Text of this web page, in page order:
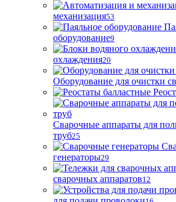
механизация53
оборудование9
охлаждения20
Оборудование для очистки
Сварочные аппараты для
труб25
генераторы29
сварочных аппаратов12